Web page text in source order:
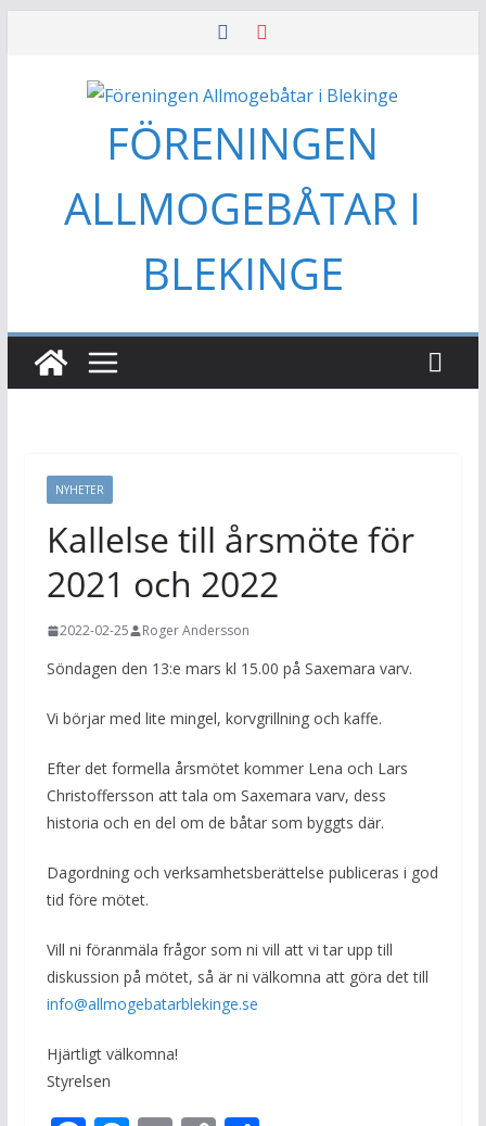
FÖRENINGEN
ALLMOGEBÅTAR I
BLEKINGE
NYHETER
Kallelse till årsmöte för
2021 och 2022
2022-02-25 Roger Andersson
Söndagen den 13:e mars kl 15.00 på Saxemara varv.
Vi börjar med lite mingel, korvgrillning och kaffe.
Efter det formella årsmötet kommer Lena och Lars
Christoffersson att tala om Saxemara varv, dess
historia och en del om de båtar som byggts där.
Dagordning och verksamhetsberättelse publiceras i god
tid före mötet.
Vill ni föranmäla frågor som ni vill att vi tar upp till
diskussion på mötet, så är ni välkomna att göra det till
info@allmogebatarblekinge.se
Hjärtligt välkomna!
Styrelsen